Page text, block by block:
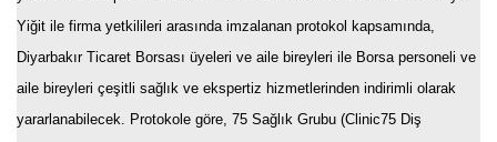
Yiğit ile firma yetkilileri arasında imzalanan protokol kapsamında,
Diyarbakır Ticaret Borsası üyeleri ve aile bireyleri ile Borsa personeli ve
aile bireyleri çeşitli sağlık ve ekspertiz hizmetlerinden indirimli olarak
yararlanabilecek. Protokole göre, 75 Sağlık Grubu (Clinic75 Diş